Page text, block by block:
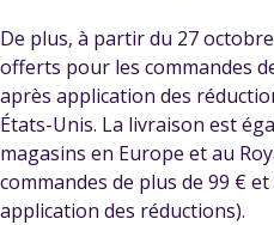
De plus, à partir du 27
offerts pour les commandes
après application des
États-Unis. La livraison est
magasins en Europe et au
commandes de plus de 99 €
application des réductions).